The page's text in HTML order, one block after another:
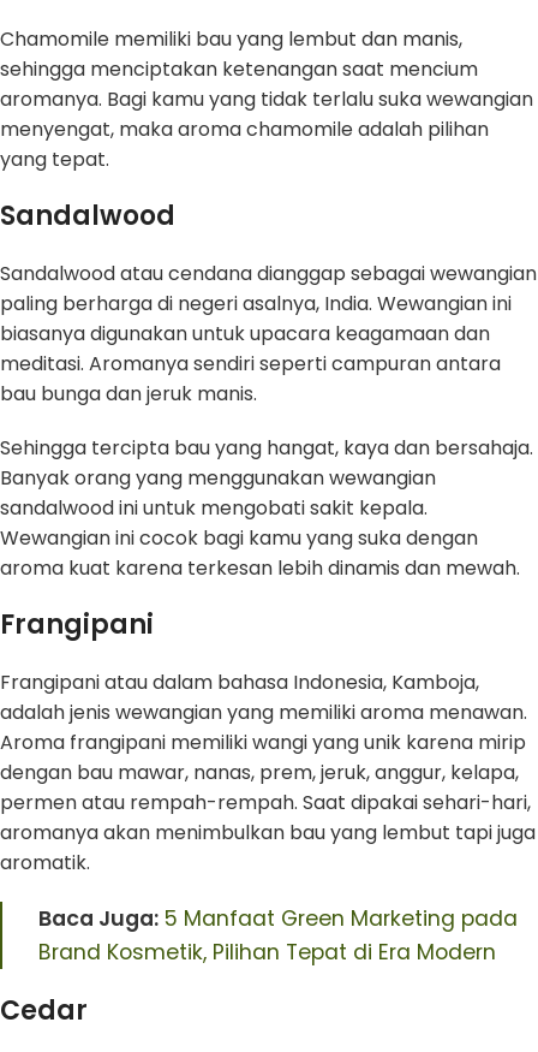
Chamomile memiliki bau yang lembut dan manis,
sehingga menciptakan ketenangan saat mencium
aromanya. Bagi kamu yang tidak terlalu suka wewangian
menyengat, maka aroma chamomile adalah pilihan
yang tepat.
Sandalwood
Sandalwood atau cendana dianggap sebagai wewangian
paling berharga di negeri asalnya, India. Wewangian ini
biasanya digunakan untuk upacara keagamaan dan
meditasi. Aromanya sendiri seperti campuran antara
bau bunga dan jeruk manis.
Sehingga tercipta bau yang hangat, kaya dan bersahaja.
Banyak orang yang menggunakan wewangian
sandalwood ini untuk mengobati sakit kepala.
Wewangian ini cocok bagi kamu yang suka dengan
aroma kuat karena terkesan lebih dinamis dan mewah.
Frangipani
Frangipani atau dalam bahasa Indonesia, Kamboja,
adalah jenis wewangian yang memiliki aroma menawan.
Aroma frangipani memiliki wangi yang unik karena mirip
dengan bau mawar, nanas, prem, jeruk, anggur, kelapa,
permen atau rempah-rempah. Saat dipakai sehari-hari,
aromanya akan menimbulkan bau yang lembut tapi juga
aromatik.
Baca Juga: 5 Manfaat Green Marketing pada
Brand Kosmetik, Pilihan Tepat di Era Modern
Cedar